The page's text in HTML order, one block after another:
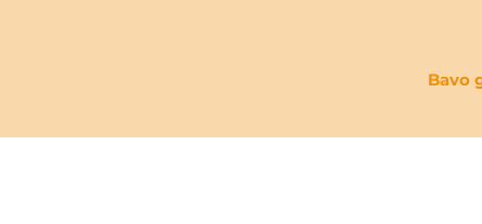
Bavo